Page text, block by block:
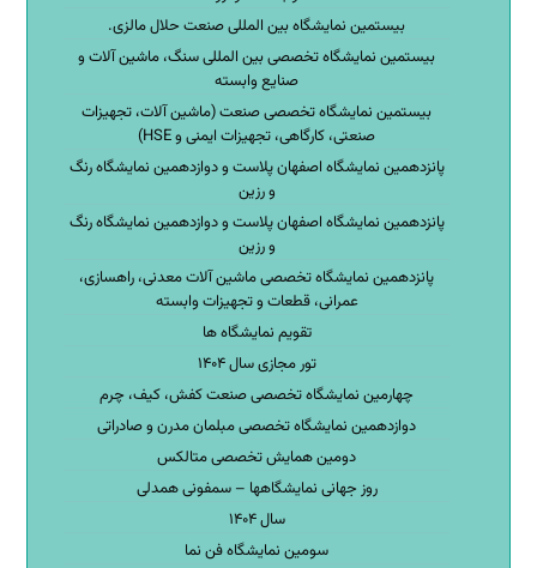
بیستمین نمایشگاه بین المللی صنعت حلال مالزی.
بیستمین نمایشگاه تخصصی بین المللی سنگ، ماشین آلات و
صنایع وابسته
بیستمین نمایشگاه تخصصی صنعت (ماشین آلات، تجهیزات
صنعتی، کارگاهی، تجهیزات ایمنی و HSE)
پانزدهمین نمایشگاه اصفهان پلاست و دوازدهمین نمایشگاه رنگ
و رزین
پانزدهمین نمایشگاه اصفهان پلاست و دوازدهمین نمایشگاه رنگ
و رزین
پانزدهمین نمایشگاه تخصصی ماشین آلات معدنی، راهسازی،
عمرانی، قطعات و تجهیزات وابسته
تقویم نمایشگاه ها
تور مجازی سال ۱۴۰۴
چهارمین نمایشگاه تخصصی صنعت کفش، کیف، چرم
دوازدهمین نمایشگاه تخصصی مبلمان مدرن و صادراتی
دومین همایش تخصصی متالکس
روز جهانی نمایشگاهها – سمفونی همدلی
سال ۱۴۰۴
سومین نمایشگاه فن نما